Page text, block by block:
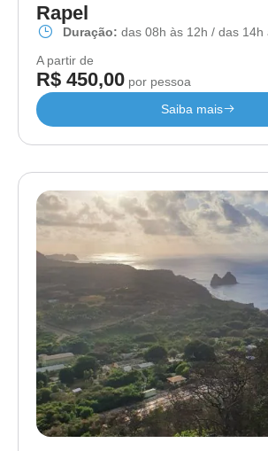
Rapel
Duração: das 08h às 12h / das 14h
A partir de
R$ 450,00 por pessoa
Saiba mais